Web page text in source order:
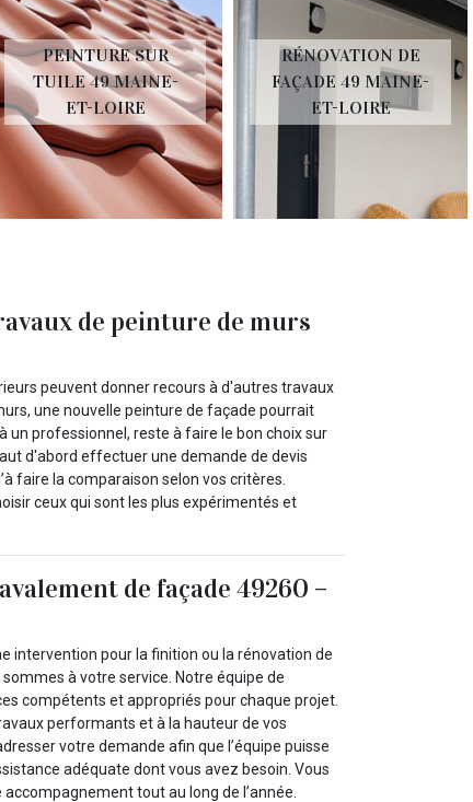
PEINTURE SUR
TUILE 49 MAINE-
ET-LOIRE
RÉNOVATION DE
FAÇADE 49 MAINE-
ET-LOIRE
de peinture de murs
peuvent donner recours à d'autres travaux
une nouvelle peinture de façade pourrait
un professionnel, reste à faire le bon choix sur
d'abord effectuer une demande de devis
faire la comparaison selon vos critères.
ceux qui sont les plus expérimentés et
de façade 49260 –
intervention pour la finition ou la rénovation de
à votre service. Notre équipe de
compétents et appropriés pour chaque projet.
performants et à la hauteur de vos
votre demande afin que l’équipe puisse
adéquate dont vous avez besoin. Vous
tout au long de l’année.